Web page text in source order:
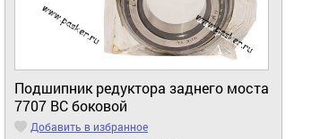
Подшипник редуктора заднего моста
7707 ВС боковой
Добавить в избранное